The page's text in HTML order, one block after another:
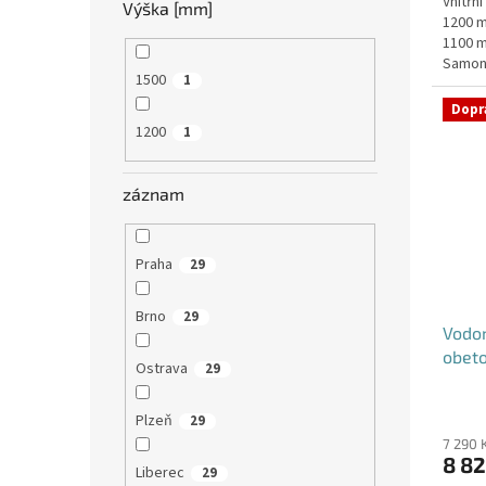
Výška [mm]
1500 1
1200 1
záznam
Praha 29
Brno 29
Ostrava 29
Plzeň 29
Liberec 29
5
1200
1100
7 290
8